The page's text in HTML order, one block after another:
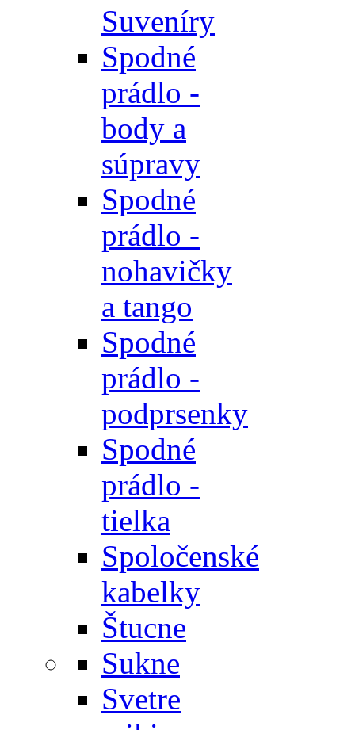
Suveníry
Spodné
prádlo -
body a
súpravy
Spodné
prádlo -
nohavičky
a tango
Spodné
prádlo -
podprsenky
Spodné
prádlo -
tielka
Spoločenské
kabelky
Štucne
Sukne
Svetre